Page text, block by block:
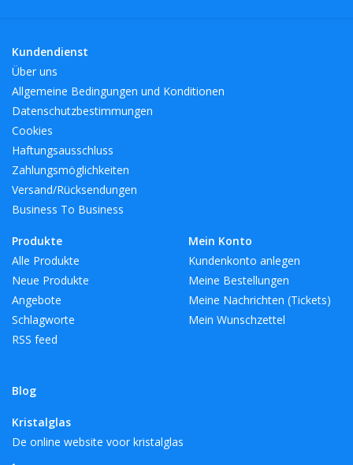
Kundendienst
Über uns
Allgemeine Bedingungen und Konditionen
Datenschutzbestimmungen
Cookies
Haftungsausschluss
Zahlungsmöglichkeiten
Versand/Rücksendungen
Business To Business
Produkte
Alle Produkte
Neue Produkte
Angebote
Schlagworte
RSS feed
Blog
Mein Konto
Kundenkonto anlegen
Meine Bestellungen
Meine Nachrichten (Tickets)
Mein Wunschzettel
Kristalglas
De online website voor kristalglas